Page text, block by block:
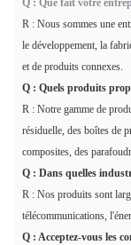
Capacité de commutation
signalisation à distance
Capacité de connexion
signalisation à distance
Plage de température
Plage d'humidité
Q : Que fait votre
R : Nous sommes une
le développement, la
et de produits connexes.
Q : Quels produits
R : Notre gamme de
résiduelle, des boîtes de
composites, des
Q : Dans quelles
R : Nos produits sont
télécommunications,
Q : Acceptez-vous les